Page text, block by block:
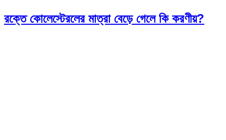
রক্তে কোলেস্টেরলের মাত্রা বেড়ে গেলে কি করণীয়?